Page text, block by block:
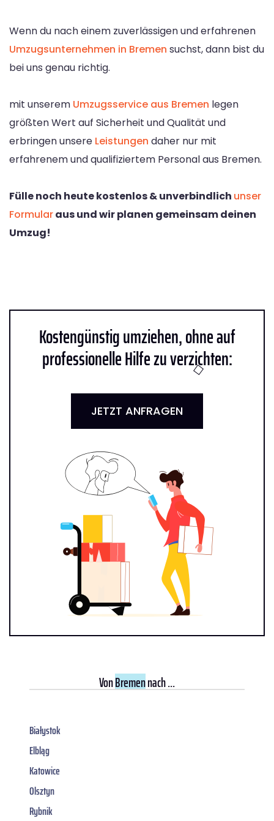
Wenn du nach einem zuverlässigen und erfahrenen
Umzugsunternehmen in Bremen suchst, dann bist du
bei uns genau richtig.
mit unserem Umzugsservice aus Bremen legen
größten Wert auf Sicherheit und Qualität und
erbringen unsere Leistungen daher nur mit
erfahrenem und qualifiziertem Personal aus Bremen.
Fülle noch heute kostenlos & unverbindlich unser
Formularaus und wir planen gemeinsam deinen
Umzug!
Kostengünstig umziehen, ohne auf
professionelle Hilfe zu verzichten:
JETZT ANFRAGEN
VonBremennach ...
Białystok
Elbląg
Katowice
Olsztyn
Rybnik